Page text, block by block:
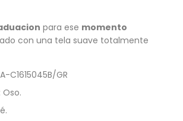
para ese momento
con una tela suave totalmente
C1615045B/GR
Oso.